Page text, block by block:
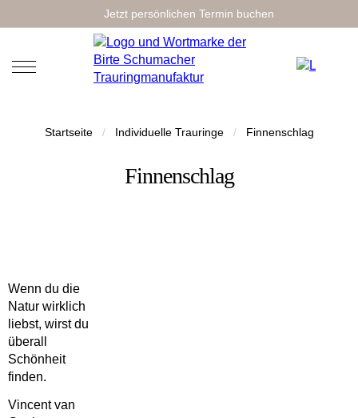
Jetzt persönlichen Termin buchen
Startseite / Individuelle Trauringe / Finnenschlag
Finnenschlag
Wenn du die
Natur wirklich
liebst, wirst du
überall
Schönheit
finden.
Vincent van